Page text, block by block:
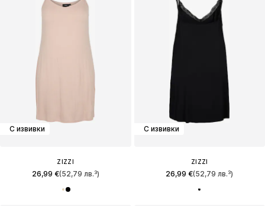
С извивки
ZIZZI
26,99 €(52,79 лв.³)
С извивки
ZIZZI
26,99 €(52,79 лв.³)